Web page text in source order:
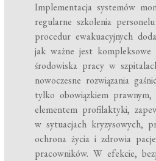
Implementacja systemów
regularne szkolenia
procedur ewakuacyjnych
jak ważne jest kompleksowe
środowiska pracy w
nowoczesne rozwiązania
tylko obowiązkiem
elementem profilaktyki,
w sytuacjach kryzysowych,
ochrona życia i zdrowia
pracowników. W efekcie,